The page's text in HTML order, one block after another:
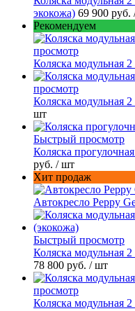
экокожа) 69 900 руб.
Рекомендуем
просмотр
Коляска модульная
просмотр
Коляска модульная
шт
Быстрый просмотр
Коляска
руб. / шт
Хит продаж
Автокресло Peppy
Быстрый просмотр
Коляска модульная
78 800 руб. / шт
просмотр
Коляска модульная